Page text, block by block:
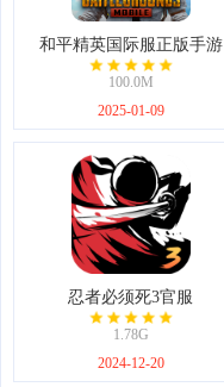
和平精英国际服正版手游
100.0M
2025-01-09
忍者必须死3官服
1.78G
2024-12-20